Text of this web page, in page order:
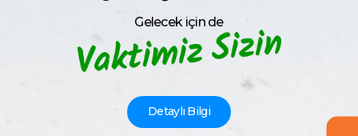
Gelecek için de
Detaylı Bilgi